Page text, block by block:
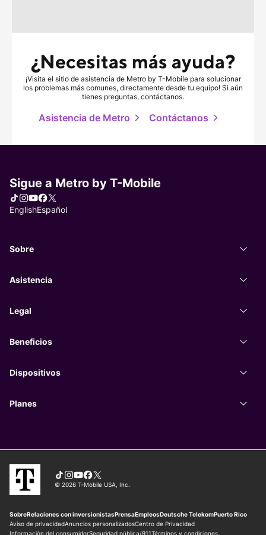
¿Necesitas más ayuda?
¡Visita el sitio de asistencia de Metro by T-Mobilepara solucionar
los problemas más comunes, directamente desde tu equipo! Si aún
tienes preguntas, contáctanos.
Asistencia de Metro Contáctanos, se abre en una
Sigue a Metro by T-Mobile
TiktokInstagram
You Tube
Facebook
X
Elegir idioma
EnglishEspañol
Sobre
Asistencia
Legal
Beneficios
Dispositivos
Planes
SobreRelaciones con inversionistasPrensaEmpleosDeutsche TelekomPuerto Rico
Aviso de privacidadAnuncios personalizadosCentro de Privacidad
Información del consumidorSeguridad pública/911Términos y condiciones
TiktokInstagram
You Tube
Facebook
X
© 2026 T‑Mobile USA, Inc.